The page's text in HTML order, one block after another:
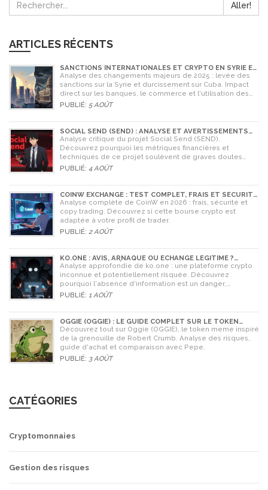
Aller!
ARTICLES RÉCENTS
SANCTIONS INTERNATIONALES ET CRYPTO EN SYRIE ET
CUBA : L'IMPACT MAJEUR DE 2025
Analyse des changements majeurs de 2025 : levée des
sanctions sur la Syrie et durcissement sur Cuba. Impact
direct sur les banques, le commerce et l'utilisation des
cryptomonnaies comme Bitcoin.
PUBLIÉ: 5 AOÛT
SOCIAL SEND (SEND) : ANALYSE ET AVERTISSEMENTS
CRITIQUES POUR 2026
Analyse critique du projet Social Send (SEND).
Découvrez pourquoi les métriques financières et
techniques de ce projet soulèvent de graves doutes
quant à sa légitimité en 2026.
PUBLIÉ: 4 AOÛT
COINW EXCHANGE : TEST COMPLET, FRAIS ET SÉCURITÉ
EN 2026
Analyse complète de CoinW en 2026 : frais, sécurité et
copy trading. Découvrez si cette bourse crypto est
adaptée à votre profil de trader.
PUBLIÉ: 2 AOÛT
KO.ONE : AVIS, ARNAQUE OU ÉCHANGE LÉGITIME ?
ANALYSE COMPLÈTE
Analyse approfondie de ko.one : une plateforme crypto
inconnue et potentiellement risquée. Découvrez
pourquoi l'absence d'information est un danger,
comparez avec Coinone et apprenez à vérifier la sécurité
PUBLIÉ: 1 AOÛT
OGGIE (OGGIE) : LE GUIDE COMPLET SUR LE TOKEN
MEME DE LA GRENOUILLE
Découvrez tout sur Oggie (OGGIE), le token meme inspiré
de la grenouille de Robert Crumb. Analyse des risques,
guide d'achat et comparaison avec Pepe.
PUBLIÉ: 3 AOÛT
CATÉGORIES
Cryptomonnaies
Gestion des risques